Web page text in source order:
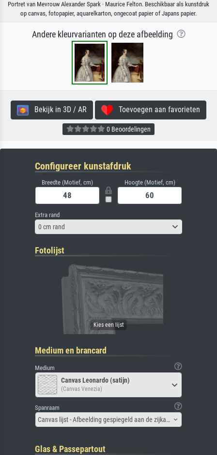
Portret van Mevrouw Alexander Spark · Maurice Felton. Beschikbaar als kunstdruk
op canvas, fotopapier, aquarelkarton, ongecoat papier of Japans papier.
Andere kleurvarianten op deze afbeelding
Bekijk in 3D / AR Toevoegen aan favorieten
0 Beoordelingen
Configureer kunstafdruk
Breedte (Motief, cm) Hoogte (Motief, cm)
Extra rand
0 cm rand
Fotolijst
Medium en brancard
Medium
Canvas Leonardo (satijn)
(Canvas Venezia)
Spanraam
Canvas lijst - Afbeelding gespiegeld aan de zijkant
Glas & Passepartout